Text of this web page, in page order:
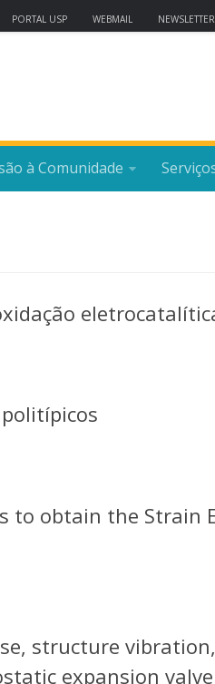
PORTAL USP WEBMAIL NEWSLETTER
à Comunidade
obtain the Strain
structure
expansion valve